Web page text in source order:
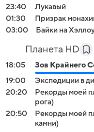
23:40
Лукавый
01:30
Призрак
03:00
Байки на
Планета HD
18:05
Зов Крайнего
19:00
Экспедиции в
20:20
Рекорды моей
рога)
20:50
Рекорды моей
камни)